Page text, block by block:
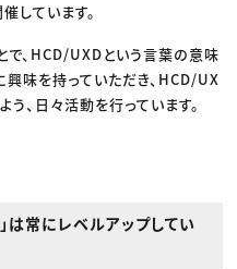
しています。
、HCD/UXDという言葉の意味
味を持っていただき、HCD/UX
、日々活動を行っています。
は常にレベルアップしてい